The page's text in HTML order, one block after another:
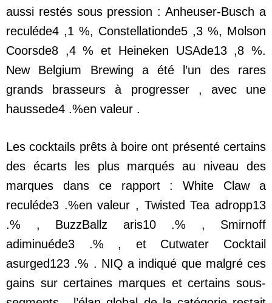
aussi restés sous pression : Anheuser-Busch a
reculéde4 ,1 %, Constellationde5 ,3 %, Molson
Coorsde8 ,4 % et Heineken USAde13 ,8 %.
New Belgium Brewing a été l’un des rares
grands brasseurs à progresser , avec une
haussede4 .%en valeur .
Les cocktails prêts à boire ont présenté certains
des écarts les plus marqués au niveau des
marques dans ce rapport : White Claw a
reculéde3 .%en valeur , Twisted Tea adropp13
.% , BuzzBallz aris10 .% , Smirnoff
adiminuéde3 .% , et Cutwater Cocktail
asurged123 .% . NIQ a indiqué que malgré ces
gains sur certaines marques et certains sous-